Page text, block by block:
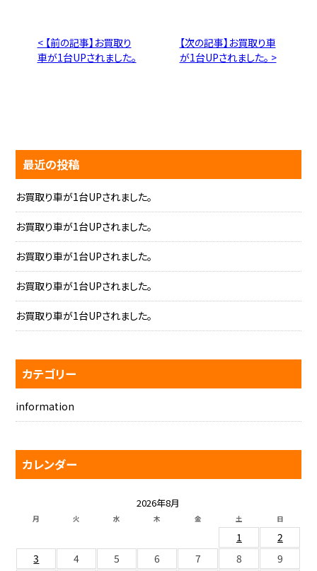
< 【前の記事】お買取り
車が1台UPされました。
【次の記事】お買取り車
が1台UPされました。 >
最近の投稿
お買取り車が1台UPされました。
お買取り車が1台UPされました。
お買取り車が1台UPされました。
お買取り車が1台UPされました。
お買取り車が1台UPされました。
カテゴリー
information
カレンダー
2026年8月
月 火 水 木 金 土 日
1
2
3
4 5 6 7 8
9